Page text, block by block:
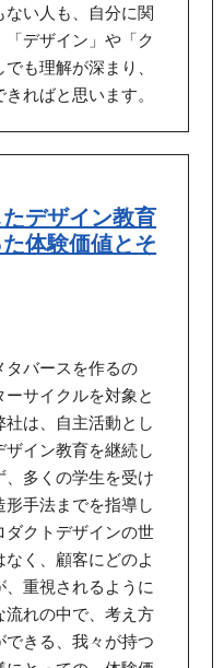
い人も、自分に関
デザイン」や「ク
も理解が深まり、
ればと思います。
デザイン教育
体験価値とそ
タバースを作るの
サイクルを対象と
は、自主活動とし
イン教育を継続し
多くの学生を受け
手法までを指導し
クトデザインの世
く、顧客にどのよ
、重視されるように
流れの中で、考え方
きる、我々が持つ